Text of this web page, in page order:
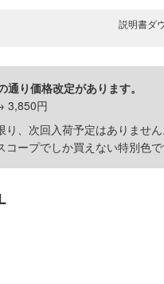
説明書ダ
通り価格改定があります。
3,850円
、次回入荷予定はありません
ープでしか買えない特別色で